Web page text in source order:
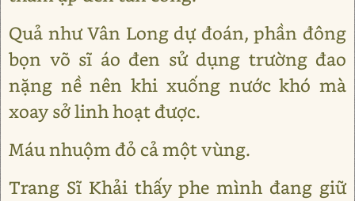
Quả như Vân Long dự đoán, phần đông
bọn võ sĩ áo đen sử dụng trường đao
nặng nề nên khi xuống nước khó mà
xoay sở linh hoạt được.
Máu nhuộm đỏ cả một vùng.
Trang Sĩ Khải thấy phe mình đang giữ